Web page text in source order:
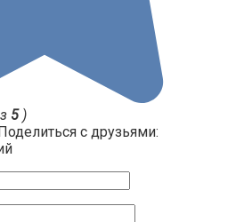
5)
с друзьями: